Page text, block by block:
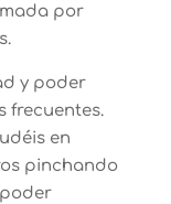
por
y poder
frecuentes.
en
pinchando